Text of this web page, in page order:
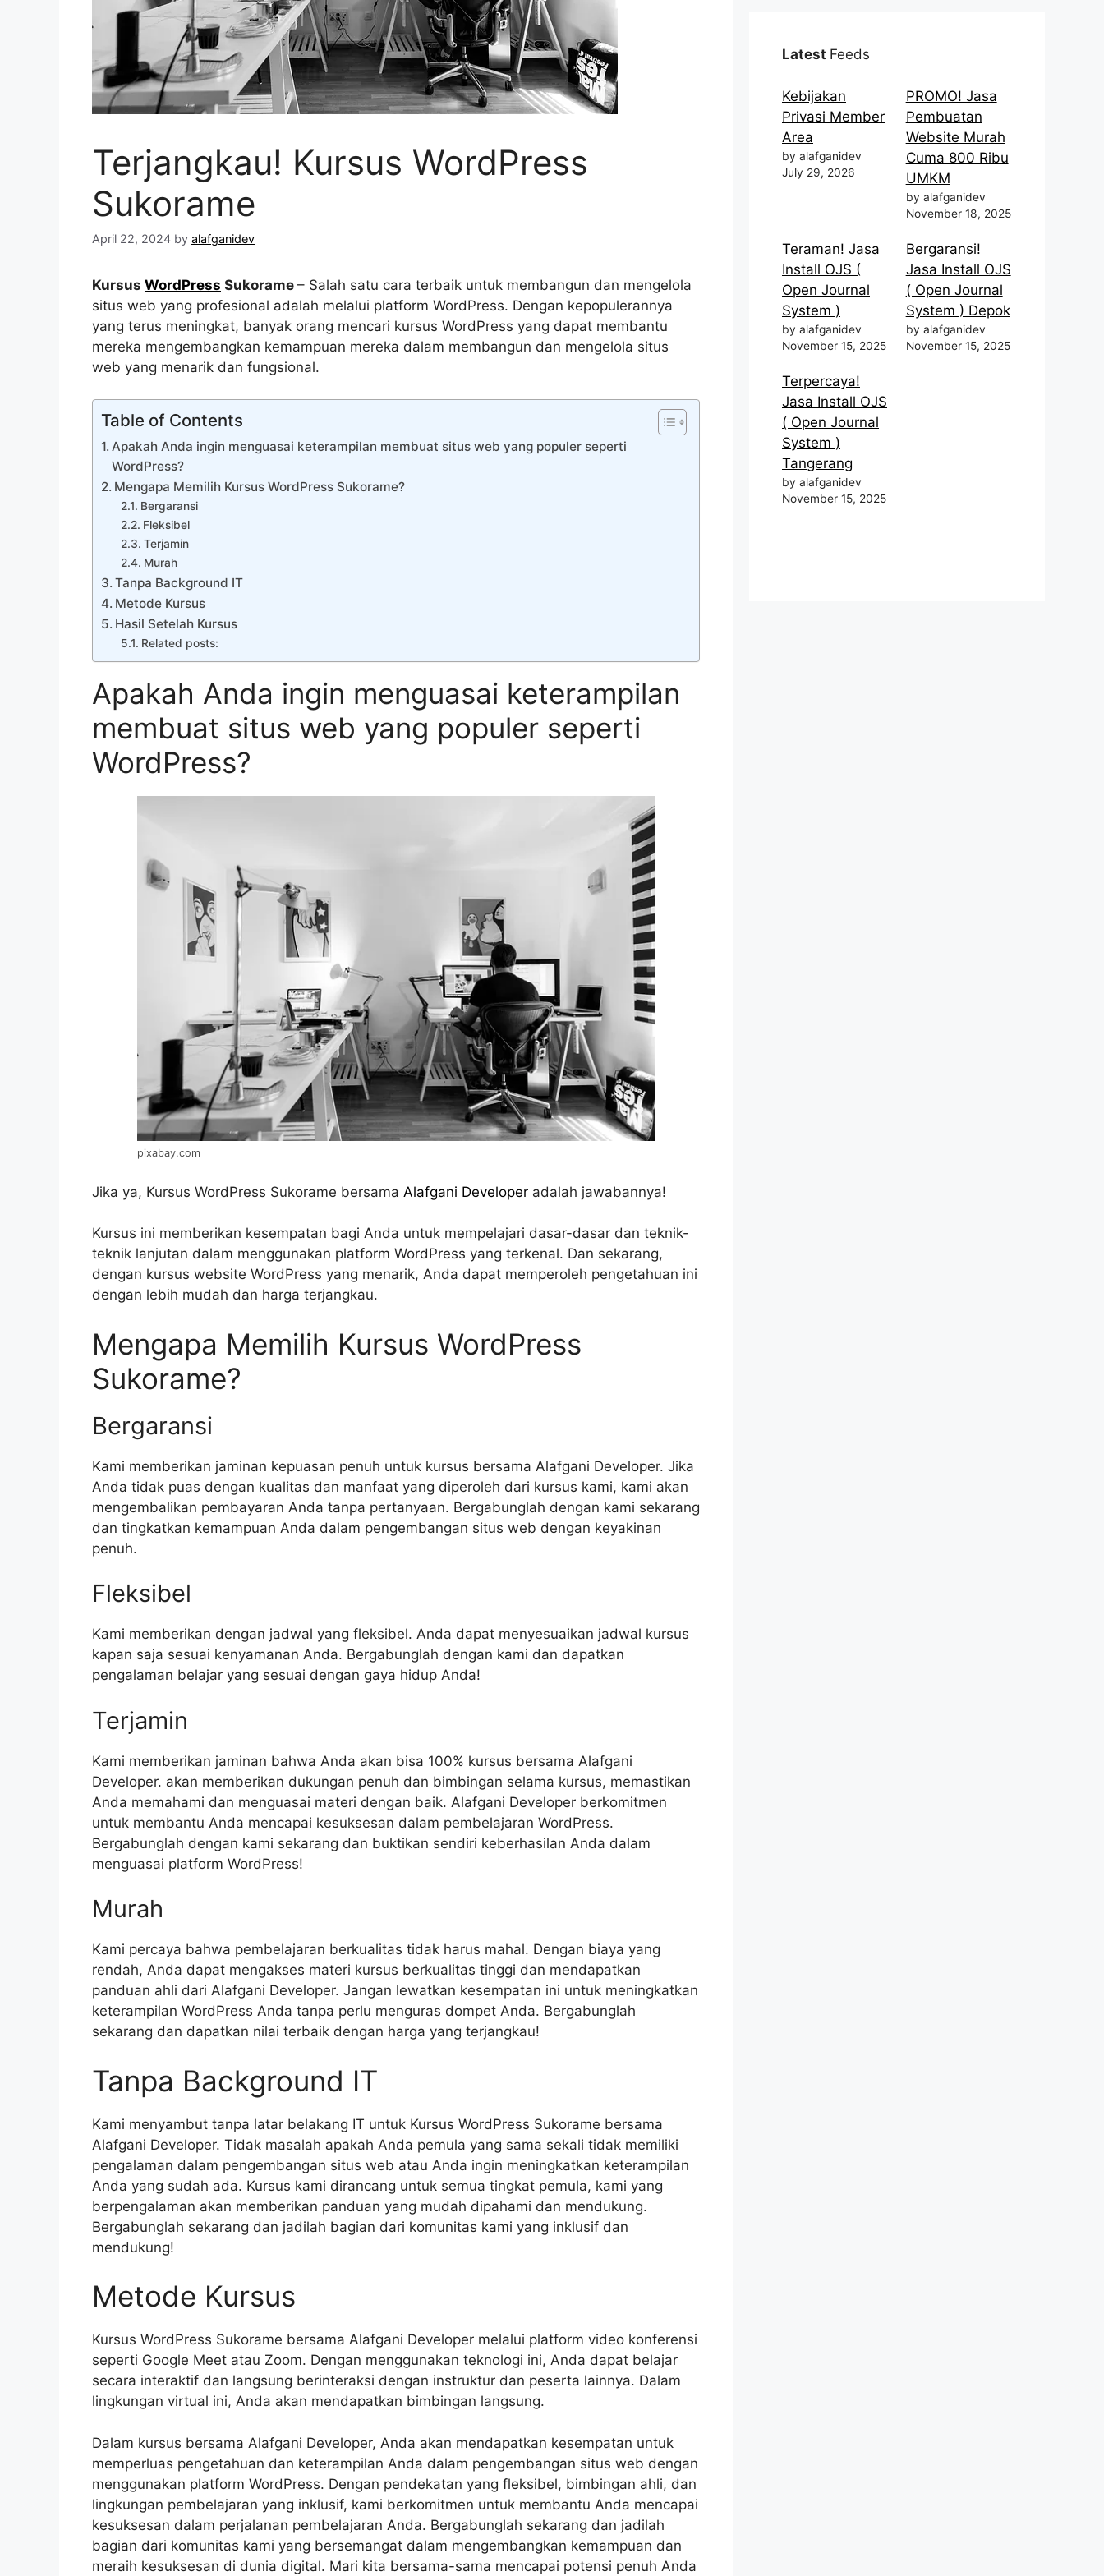
Terjangkau! Kursus WordPress
Sukorame
April 22, 2024 by alafganidev
Kursus WordPress Sukorame – Salah satu cara terbaik untuk membangun dan mengelola
situs web yang profesional adalah melalui platform WordPress. Dengan kepopulerannya
yang terus meningkat, banyak orang mencari kursus WordPress yang dapat membantu
mereka mengembangkan kemampuan mereka dalam membangun dan mengelola situs
web yang menarik dan fungsional.
Table of Contents
Apakah Anda ingin menguasai keterampilan membuat situs web yang populer seperti
WordPress?
Mengapa Memilih Kursus WordPress Sukorame?
Bergaransi
Fleksibel
Terjamin
Murah
Tanpa Background IT
Metode Kursus
Hasil Setelah Kursus
Related posts:
Apakah Anda ingin menguasai keterampilan
membuat situs web yang populer seperti
WordPress?
pixabay.com
Jika ya, Kursus WordPress Sukorame bersama Alafgani Developer adalah jawabannya!
Kursus ini memberikan kesempatan bagi Anda untuk mempelajari dasar-dasar dan teknik-
teknik lanjutan dalam menggunakan platform WordPress yang terkenal. Dan sekarang,
dengan kursus website WordPress yang menarik, Anda dapat memperoleh pengetahuan ini
dengan lebih mudah dan harga terjangkau.
Mengapa Memilih Kursus WordPress
Sukorame?
Bergaransi
Kami memberikan jaminan kepuasan penuh untuk kursus bersama Alafgani Developer. Jika
Anda tidak puas dengan kualitas dan manfaat yang diperoleh dari kursus kami, kami akan
mengembalikan pembayaran Anda tanpa pertanyaan. Bergabunglah dengan kami sekarang
dan tingkatkan kemampuan Anda dalam pengembangan situs web dengan keyakinan
penuh.
Fleksibel
Kami memberikan dengan jadwal yang fleksibel. Anda dapat menyesuaikan jadwal kursus
kapan saja sesuai kenyamanan Anda. Bergabunglah dengan kami dan dapatkan
pengalaman belajar yang sesuai dengan gaya hidup Anda!
Terjamin
Kami memberikan jaminan bahwa Anda akan bisa 100% kursus bersama Alafgani
Developer. akan memberikan dukungan penuh dan bimbingan selama kursus, memastikan
Anda memahami dan menguasai materi dengan baik. Alafgani Developer berkomitmen
untuk membantu Anda mencapai kesuksesan dalam pembelajaran WordPress.
Bergabunglah dengan kami sekarang dan buktikan sendiri keberhasilan Anda dalam
menguasai platform WordPress!
Murah
Kami percaya bahwa pembelajaran berkualitas tidak harus mahal. Dengan biaya yang
rendah, Anda dapat mengakses materi kursus berkualitas tinggi dan mendapatkan
panduan ahli dari Alafgani Developer. Jangan lewatkan kesempatan ini untuk meningkatkan
keterampilan WordPress Anda tanpa perlu menguras dompet Anda. Bergabunglah
sekarang dan dapatkan nilai terbaik dengan harga yang terjangkau!
Tanpa Background IT
Kami menyambut tanpa latar belakang IT untuk Kursus WordPress Sukorame bersama
Alafgani Developer. Tidak masalah apakah Anda pemula yang sama sekali tidak memiliki
pengalaman dalam pengembangan situs web atau Anda ingin meningkatkan keterampilan
Anda yang sudah ada. Kursus kami dirancang untuk semua tingkat pemula, kami yang
berpengalaman akan memberikan panduan yang mudah dipahami dan mendukung.
Bergabunglah sekarang dan jadilah bagian dari komunitas kami yang inklusif dan
mendukung!
Metode Kursus
Kursus WordPress Sukorame bersama Alafgani Developer melalui platform video konferensi
seperti Google Meet atau Zoom. Dengan menggunakan teknologi ini, Anda dapat belajar
secara interaktif dan langsung berinteraksi dengan instruktur dan peserta lainnya. Dalam
lingkungan virtual ini, Anda akan mendapatkan bimbingan langsung.
Dalam kursus bersama Alafgani Developer, Anda akan mendapatkan kesempatan untuk
memperluas pengetahuan dan keterampilan Anda dalam pengembangan situs web dengan
menggunakan platform WordPress. Dengan pendekatan yang fleksibel, bimbingan ahli, dan
lingkungan pembelajaran yang inklusif, kami berkomitmen untuk membantu Anda mencapai
kesuksesan dalam perjalanan pembelajaran Anda. Bergabunglah sekarang dan jadilah
bagian dari komunitas kami yang bersemangat dalam mengembangkan kemampuan dan
meraih kesuksesan di dunia digital. Mari kita bersama-sama mencapai potensi penuh Anda
Latest Feeds
Kebijakan
Privasi Member
Area
by alafganidev
July 29, 2026
PROMO! Jasa
Pembuatan
Website Murah
Cuma 800 Ribu
UMKM
by alafganidev
November 18, 2025
Teraman! Jasa
Install OJS (
Open Journal
System )
by alafganidev
November 15, 2025
Bergaransi!
Jasa Install OJS
( Open Journal
System ) Depok
by alafganidev
November 15, 2025
Terpercaya!
Jasa Install OJS
( Open Journal
System )
Tangerang
by alafganidev
November 15, 2025